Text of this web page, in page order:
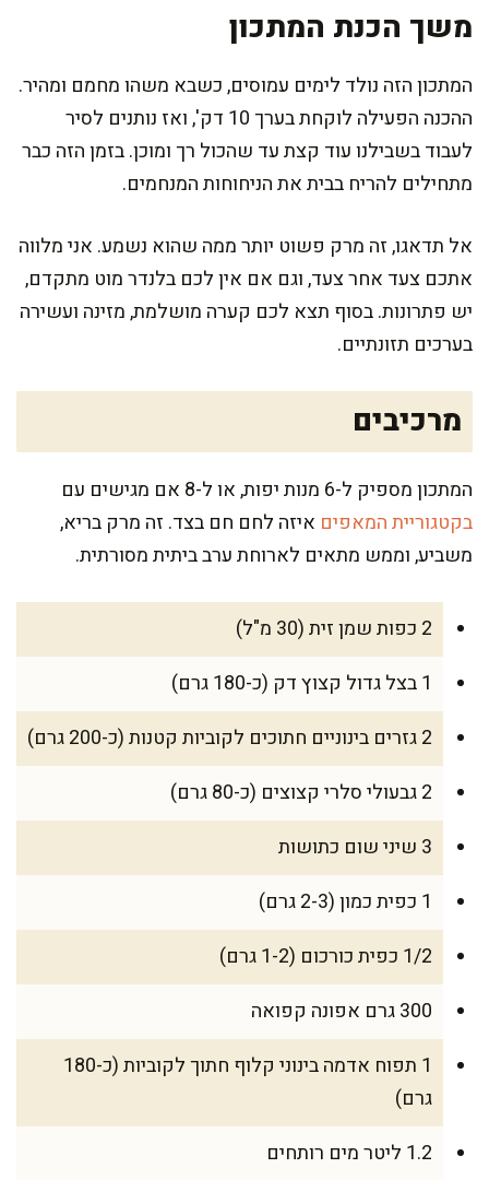
משך הכנת המתכון
המתכון הזה נולד לימים עמוסים, כשבא משהו מחמם ומהיר.
ההכנה הפעילה לוקחת בערך 10 דק', ואז נותנים לסיר
לעבוד בשבילנו עוד קצת עד שהכול רך ומוכן. בזמן הזה כבר
מתחילים להריח בבית את הניחוחות המנחמים.
אל תדאגו, זה מרק פשוט יותר ממה שהוא נשמע. אני מלווה
אתכם צעד אחר צעד, וגם אם אין לכם בלנדר מוט מתקדם,
יש פתרונות. בסוף תצא לכם קערה מושלמת, מזינה ועשירה
בערכים תזונתיים.
מרכיבים
המתכון מספיק ל-6 מנות יפות, או ל-8 אם מגישים עם
בקטגוריית המאפים איזה לחם חם בצד. זה מרק בריא,
משביע, וממש מתאים לארוחת ערב ביתית מסורתית.
2 כפות שמן זית (30 מ"ל)
1 בצל גדול קצוץ דק (כ-180 גרם)
2 גזרים בינוניים חתוכים לקוביות קטנות (כ-200 גרם)
2 גבעולי סלרי קצוצים (כ-80 גרם)
3 שיני שום כתושות
1 כפית כמון (2-3 גרם)
1/2 כפית כורכום (1-2 גרם)
300 גרם אפונה קפואה
1 תפוח אדמה בינוני קלוף חתוך לקוביות (כ-180
גרם)
1.2 ליטר מים רותחים